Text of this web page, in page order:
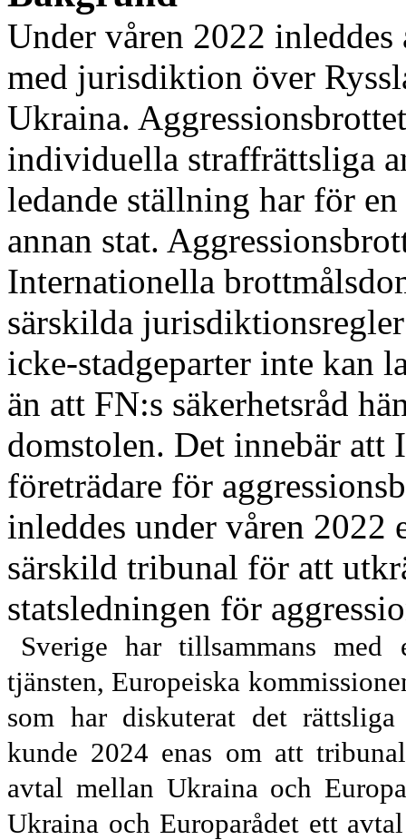
Under våren 2022
med jurisdiktion över
Ukraina.
individuella straffrättsliga
ledande ställning har för
annan stat. Aggressions
Internationella
särskilda
icke-stadgeparter inte kan
än att FN:s säkerhetsråd
domstolen. Det innebär att
företrädare för
inleddes under våren 2022
särskild tribunal för att
statsledningen för
Sverige har tillsammans
tjänsten, Europeiska
som har diskuterat det
kunde 2024 enas om att
avtal mellan Ukraina och
Ukraina och Europarådet ett